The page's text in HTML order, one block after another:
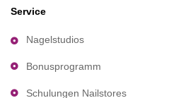
Service
Nagelstudios
Bonusprogramm
Schulungen Nailstores